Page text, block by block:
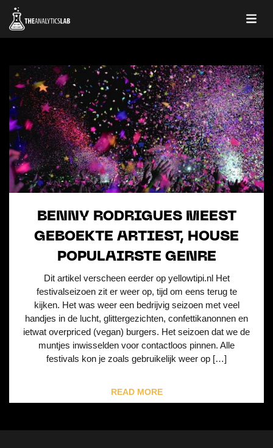
BENNY RODRIGUES MEEST
GEBOEKTE ARTIEST, HOUSE
POPULAIRSTE GENRE
Dit artikel verscheen eerder op yellowtipi.nl Het
festivalseizoen zit er weer op, tijd om eens terug te
kijken. Het was weer een bedrijvig seizoen met veel
handjes in de lucht, glittergezichten, confettikanonnen en
ietwat overpriced (vegan) burgers. Het seizoen dat we de
muntjes inwisselden voor contactloos pinnen. Alle
festivals kon je zoals gebruikelijk weer op […]
READ MORE